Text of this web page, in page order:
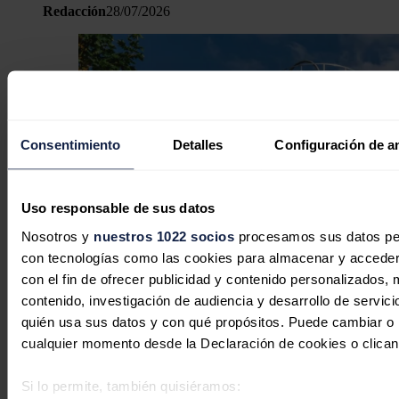
Consentimiento Detalles Configuración de
Uso responsable de sus datos
Nosotros y nuestros 1022 sociosprocesamos sus datos
con tecnologías como las cookies para almacenar y
con el fin de ofrecer publicidad y contenido personalizados,
contenido, investigación de audiencia y desarrollo de
quién usa sus datos y con qué propósitos. Puede cambiar
cualquier momento desde la Declaración de cookies o
Si lo permite, también quisiéramos:
Redacción28/07/2026
Las startups del hidrógeno aceleran
las innovaciones en energía limpia
José A. Roca 23/07/2026